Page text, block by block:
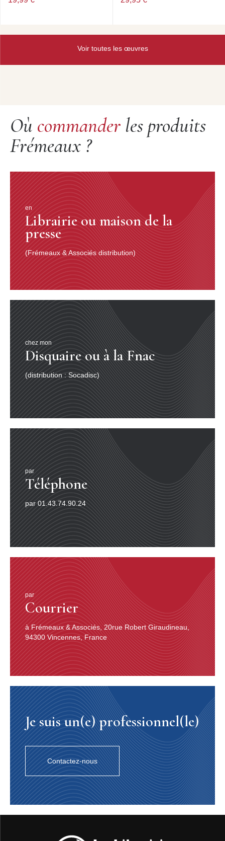
Voir toutes les œuvres
Où commander les produits
Frémeaux ?
par
Téléphone
par 01.43.74.90.24
par
Courrier
à Frémeaux & Associés, 20rue Robert Giraudineau,
94300 Vincennes, France
en
Librairie ou maison de la
presse
(Frémeaux & Associés distribution)
chez mon
Disquaire ou à la Fnac
(distribution : Socadisc)
Je suis un(e) professionnel(le)
Contactez-nous